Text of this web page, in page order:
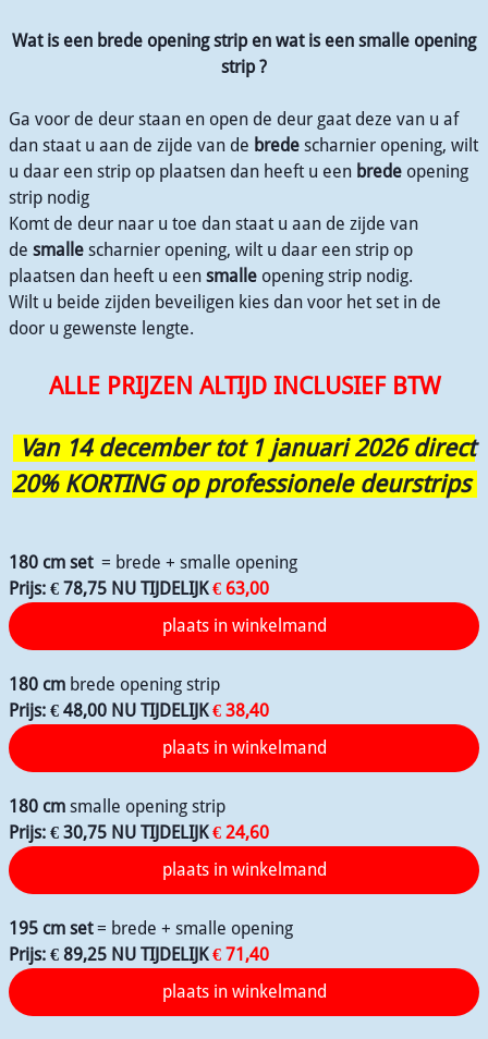
Wat is een brede opening strip en wat is een smalle opening
strip ?
Ga voor de deur staan en open de deur gaat deze van u af
dan staat u aan de zijde van de brede scharnier opening, wilt
u daar een strip op plaatsen dan heeft u een brede opening
strip nodig
Komt de deur naar u toe dan staat u aan de zijde van
de smalle scharnier opening, wilt u daar een strip op
plaatsen dan heeft u een smalle opening strip nodig.
Wilt u beide zijden beveiligen kies dan voor het set in de
door u gewenste lengte.
ALLE PRIJZEN ALTIJD INCLUSIEF BTW
Van 14 december tot 1 januari 2026 direct
20% KORTING op professionele deurstrips
180 cm set= brede + smalle opening
Prijs: € 78,75 NU TIJDELIJK€ 63,00
180 cm brede opening strip
Prijs: € 48,00 NU TIJDELIJK€ 38,40
180 cm smalle opening strip
Prijs: € 30,75 NU TIJDELIJK€ 24,60
195 cm set= brede + smalle opening
Prijs: € 89,25 NU TIJDELIJK€ 71,40